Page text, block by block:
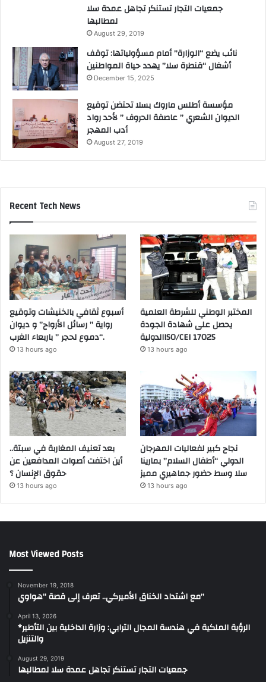
جمعيات التجار تستنكر تجاهل عمدة سلا
لمطالبها
August 29, 2019
نائب يضع “الوزارة” أمام مسؤولياتها: توقف
أشغال “قنطرة سلا” يهدد حياة المواطنين
December 15, 2025
مؤسسة أطلس ماروك بسلا تحتضن توقيع
الديوان الشعري ” عاصفة الحروف ” لأحد رواد
أدب المهجر
August 27, 2019
Recent Tech News
أسبوع ثقافي بالخنيشات وتوقيع
رواية ” رسائل الأرواح” و ديوان
“دموع لحجر ” باربعاء الغرب.
13 hours ago
المختبر الوطني للشرطة العلمية
يحصل على شهادة الجودة
الدوليةISO/CEI 17025
13 hours ago
بعد تعنيف المغاربة في سبتة..
أين اختفت أصوات المدافعين عن
حقوق الإنسان ؟
13 hours ago
نجاح كبير لفعاليات المهرجان
الدولي “أطفال السلام” بمارينا
سلا وسط حضور جماهيري مميز
13 hours ago
Most Viewed Posts
November 19, 2018
مع اشتداد الخناق الأميركي.. تعرف إلى قصة “هواوي”
April 13, 2026
*الرؤية الملكية في هندسة المجال الترابي: وزارة الداخلية بين التأطير
والتنزيل
August 29, 2019
جمعيات التجار تستنكر تجاهل عمدة سلا لمطالبها